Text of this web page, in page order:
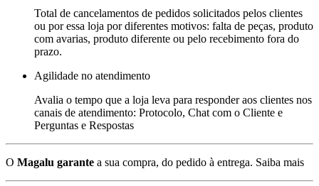
Total de cancelamentos de pedidos solicitados pelos clientes
ou por essa loja por diferentes motivos: falta de peças, produto
com avarias, produto diferente ou pelo recebimento fora do
prazo.
Agilidade no atendimento
Avalia o tempo que a loja leva para responder aos clientes nos
canais de atendimento: Protocolo, Chat com o Cliente e
Perguntas e Respostas
O Magalu garante a sua compra, do pedido à entrega. Saiba mais